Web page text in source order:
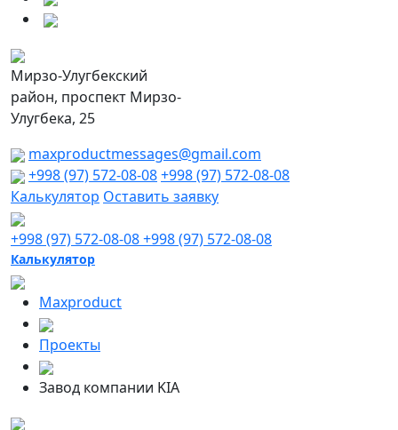
Мирзо-Улугбекский
район, проспект Мирзо-
Улугбека, 25
maxproductmessages@gmail.com
+998 (97) 572-08-08+998 (97) 572-08-08
Калькулятор Оставить заявку
+998 (97) 572-08-08+998 (97) 572-08-08
Калькулятор
Maxproduct
Проекты
Завод компании KIA